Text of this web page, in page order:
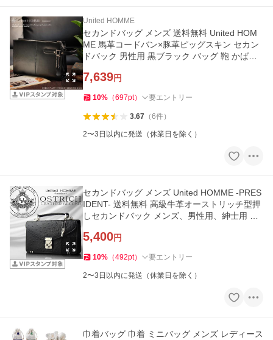
United HOMME
セカンドバッグ メンズ 送料無料 United HOM
ME 馬革コードバン×豚革ピッグスキン セカン
ドバック 男性用 黒ブラック バッグ 鞄 かばん
7,639円
10% （697pt） 要エントリー
3.67（6件）
2〜3日以内に発送（休業日を除く）
セカンドバッグ メンズ United HOMME -PRES
IDENT- 送料無料 高級牛革オーストリッチ型押
しセカンドバック メンズ、男性用、紳士用 ユ
5,400円
10% （492pt） 要エントリー
2〜3日以内に発送（休業日を除く）
巾着バッグ 巾着 ミニバッグ メンズ レディース